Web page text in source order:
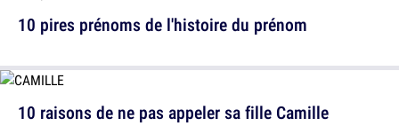
10 raisons de ne pas appeler sa fille Camille
10 pires prénoms de l'histoire du prénom